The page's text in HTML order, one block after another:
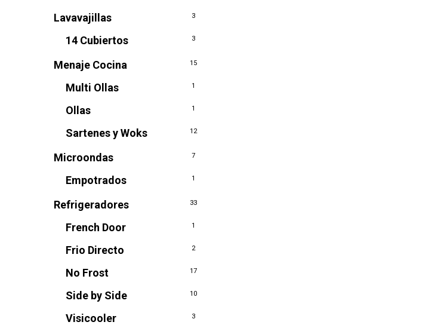
Lavavajillas 3
14 Cubiertos 3
Menaje Cocina 15
Multi Ollas 1
Ollas 1
Sartenes y Woks 12
Microondas 7
Empotrados 1
Refrigeradores 33
French Door 1
Frio Directo 2
No Frost 17
Side by Side 10
Visicooler 3